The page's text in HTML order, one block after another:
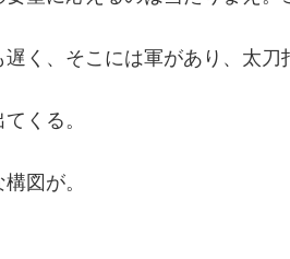
く、そこには軍があり、太刀
くる。
図が。